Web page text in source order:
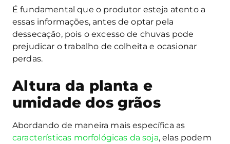
É fundamental que o produtor esteja atento a
essas informações, antes de optar pela
dessecação, pois o excesso de chuvas pode
prejudicar o trabalho de colheita e ocasionar
perdas.
Altura da planta e
umidade dos grãos
Abordando de maneira mais específica as
características morfológicas da soja, elas podem